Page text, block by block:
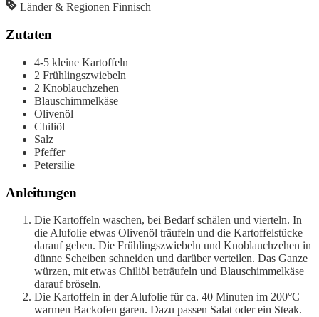
Länder & Regionen Finnisch
Zutaten
4-5 kleine Kartoffeln
2 Frühlingszwiebeln
2 Knoblauchzehen
Blauschimmelkäse
Olivenöl
Chiliöl
Salz
Pfeffer
Petersilie
Anleitungen
Die Kartoffeln waschen, bei Bedarf schälen und vierteln. In
die Alufolie etwas Olivenöl träufeln und die Kartoffelstücke
darauf geben. Die Frühlingszwiebeln und Knoblauchzehen in
dünne Scheiben schneiden und darüber verteilen. Das Ganze
würzen, mit etwas Chiliöl beträufeln und Blauschimmelkäse
darauf bröseln.
Die Kartoffeln in der Alufolie für ca. 40 Minuten im 200°C
warmen Backofen garen. Dazu passen Salat oder ein Steak.